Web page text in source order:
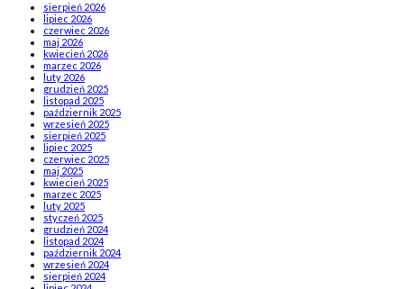
sierpień 2026
lipiec 2026
czerwiec 2026
maj 2026
kwiecień 2026
marzec 2026
luty 2026
grudzień 2025
listopad 2025
październik 2025
wrzesień 2025
sierpień 2025
lipiec 2025
czerwiec 2025
maj 2025
kwiecień 2025
marzec 2025
luty 2025
styczeń 2025
grudzień 2024
listopad 2024
październik 2024
wrzesień 2024
sierpień 2024